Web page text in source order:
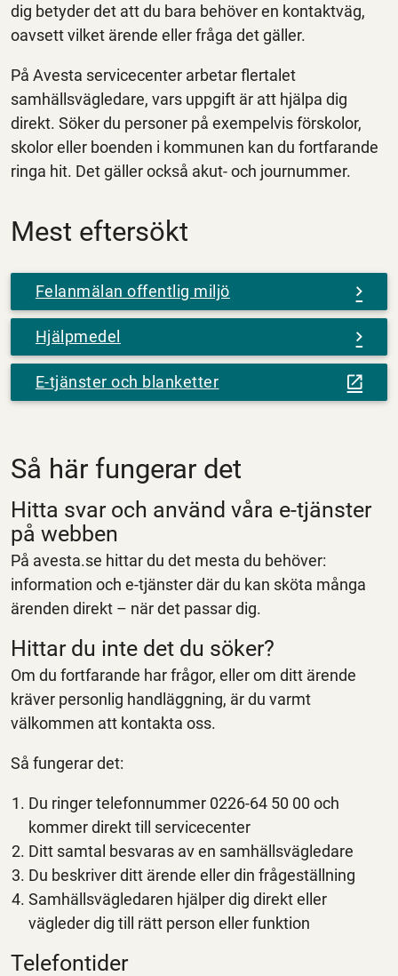
dig betyder det att du bara behöver en kontaktväg,
oavsett vilket ärende eller fråga det gäller.
På Avesta servicecenter arbetar flertalet
samhällsvägledare, vars uppgift är att hjälpa dig
direkt. Söker du personer på exempelvis förskolor,
skolor eller boenden i kommunen kan du fortfarande
ringa hit. Det gäller också akut- och journummer.
Mest eftersökt
Felanmälan offentlig miljö
Hjälpmedel
E-tjänster och blanketter
Så här fungerar det
Hitta svar och använd våra e‑tjänster
på webben
På avesta.se hittar du det mesta du behöver:
information och e‑tjänster där du kan sköta många
ärenden direkt – när det passar dig.
Hittar du inte det du söker?
Om du fortfarande har frågor, eller om ditt ärende
kräver personlig handläggning, är du varmt
välkommen att kontakta oss.
Så fungerar det:
Du ringer telefonnummer 0226-64 50 00 och
kommer direkt till servicecenter
Ditt samtal besvaras av en samhällsvägledare
Du beskriver ditt ärende eller din frågeställning
Samhällsvägledaren hjälper dig direkt eller
vägleder dig till rätt person eller funktion
Telefontider